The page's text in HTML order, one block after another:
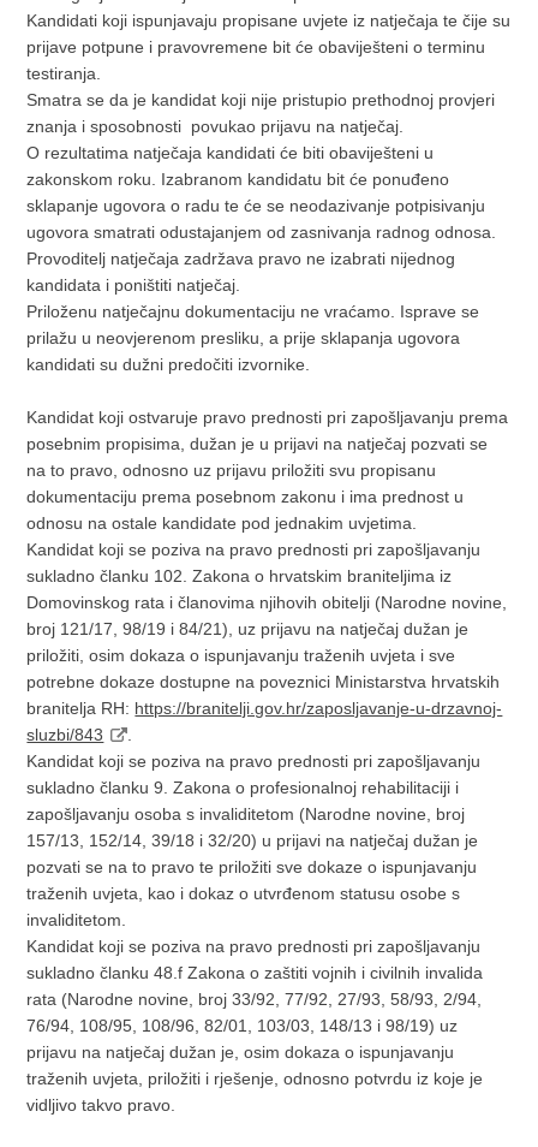
Kandidati koji ispunjavaju propisane uvjete iz natječaja te čije su
prijave potpune i pravovremene bit će obaviješteni o terminu
testiranja.
Smatra se da je kandidat koji nije pristupio prethodnoj provjeri
znanja i sposobnosti povukao prijavu na natječaj.
O rezultatima natječaja kandidati će biti obaviješteni u
zakonskom roku. Izabranom kandidatu bit će ponuđeno
sklapanje ugovora o radu te će se neodazivanje potpisivanju
ugovora smatrati odustajanjem od zasnivanja radnog odnosa.
Provoditelj natječaja zadržava pravo ne izabrati nijednog
kandidata i poništiti natječaj.
Priloženu natječajnu dokumentaciju ne vraćamo. Isprave se
prilažu u neovjerenom presliku, a prije sklapanja ugovora
kandidati su dužni predočiti izvornike.
Kandidat koji ostvaruje pravo prednosti pri zapošljavanju prema
posebnim propisima, dužan je u prijavi na natječaj pozvati se
na to pravo, odnosno uz prijavu priložiti svu propisanu
dokumentaciju prema posebnom zakonu i ima prednost u
odnosu na ostale kandidate pod jednakim uvjetima.
Kandidat koji se poziva na pravo prednosti pri zapošljavanju
sukladno članku 102. Zakona o hrvatskim braniteljima iz
Domovinskog rata i članovima njihovih obitelji (Narodne novine,
broj 121/17, 98/19 i 84/21), uz prijavu na natječaj dužan je
priložiti, osim dokaza o ispunjavanju traženih uvjeta i sve
potrebne dokaze dostupne na poveznici Ministarstva hrvatskih
branitelja RH: https://branitelji.gov.hr/zaposljavanje-u-drzavnoj-
sluzbi/843
Kandidat koji se poziva na pravo prednosti pri zapošljavanju
sukladno članku 9. Zakona o profesionalnoj rehabilitaciji i
zapošljavanju osoba s invaliditetom (Narodne novine, broj
157/13, 152/14, 39/18 i 32/20) u prijavi na natječaj dužan je
pozvati se na to pravo te priložiti sve dokaze o ispunjavanju
traženih uvjeta, kao i dokaz o utvrđenom statusu osobe s
invaliditetom.
Kandidat koji se poziva na pravo prednosti pri zapošljavanju
sukladno članku 48.f Zakona o zaštiti vojnih i civilnih invalida
rata (Narodne novine, broj 33/92, 77/92, 27/93, 58/93, 2/94,
76/94, 108/95, 108/96, 82/01, 103/03, 148/13 i 98/19) uz
prijavu na natječaj dužan je, osim dokaza o ispunjavanju
traženih uvjeta, priložiti i rješenje, odnosno potvrdu iz koje je
vidljivo takvo pravo.